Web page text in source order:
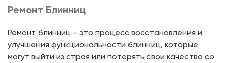
Ремонт Блинниц
Ремонт блинниц - это процесс восстановления и
улучшения функциональности блинниц, которые
могут выйти из строя или потерять свои качества со